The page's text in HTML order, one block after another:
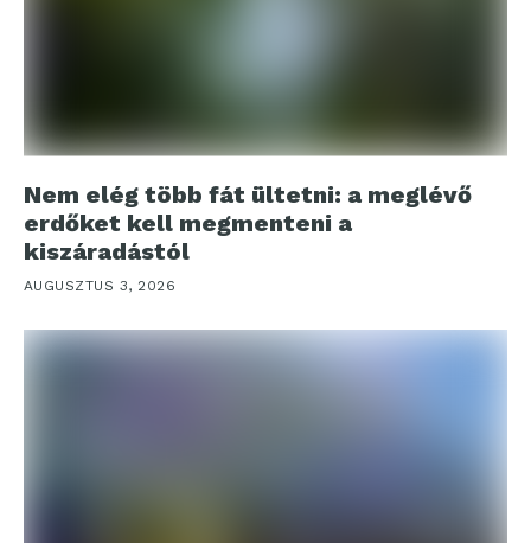
Nem elég több fát ültetni: a meglévő
erdőket kell megmenteni a
kiszáradástól
AUGUSZTUS 3, 2026